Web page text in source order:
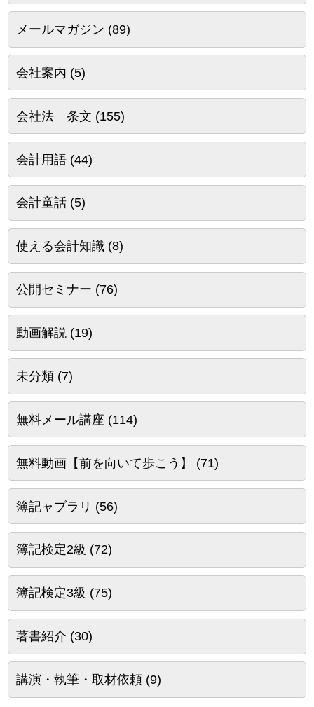
メールマガジン (89)
会社案内 (5)
会社法 条文 (155)
会計用語(44)
会計童話(5)
使える会計知識(8)
公開セミナー (76)
動画解説(19)
未分類(7)
無料メール講座 (114)
無料動画【前を向いて歩こう】 (71)
簿記ャブラリ (56)
簿記検定2級 (72)
簿記検定3級 (75)
著書紹介 (30)
講演・執筆・取材依頼(9)